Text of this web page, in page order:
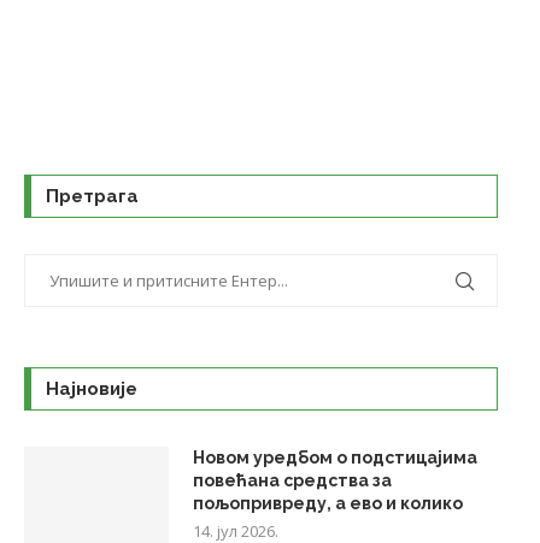
Претрага
Најновије
Новом уредбом о подстицајима
повећана средства за
пољопривреду, а ево и колико
14. јул 2026.